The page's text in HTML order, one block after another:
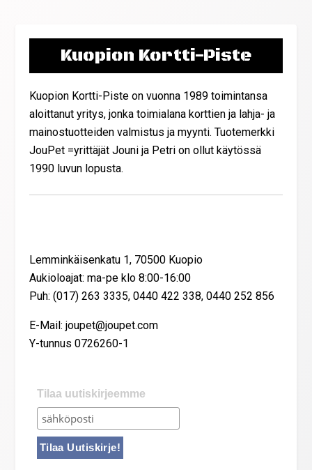
Kuopion Kortti-Piste
Kuopion Kortti-Piste on vuonna 1989 toimintansa
aloittanut yritys, jonka toimialana korttien ja lahja- ja
mainostuotteiden valmistus ja myynti. Tuotemerkki
JouPet =yrittäjät Jouni ja Petri on ollut käytössä
1990 luvun lopusta.
Lemminkäisenkatu 1, 70500 Kuopio
Aukioloajat: ma-pe klo 8:00-16:00
Puh: (017) 263 3335, 0440 422 338, 0440 252 856
E-Mail: joupet@joupet.com
Y-tunnus 0726260-1
Tilaa uutiskirjeemme